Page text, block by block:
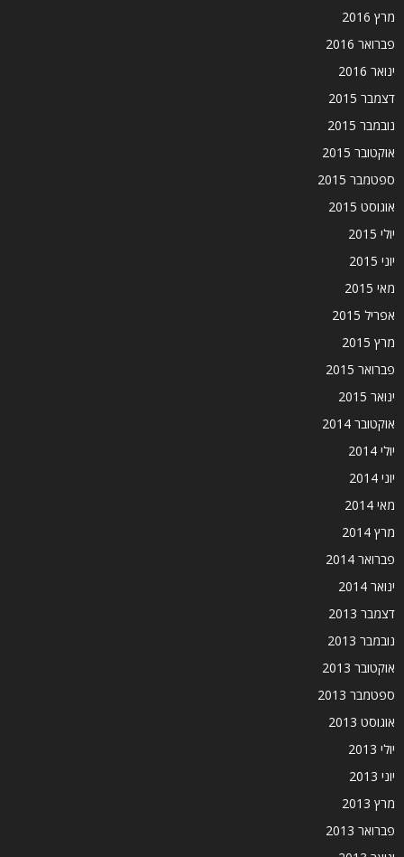
מרץ 2016
פברואר 2016
ינואר 2016
דצמבר 2015
נובמבר 2015
אוקטובר 2015
ספטמבר 2015
אוגוסט 2015
יולי 2015
יוני 2015
מאי 2015
אפריל 2015
מרץ 2015
פברואר 2015
ינואר 2015
אוקטובר 2014
יולי 2014
יוני 2014
מאי 2014
מרץ 2014
פברואר 2014
ינואר 2014
דצמבר 2013
נובמבר 2013
אוקטובר 2013
ספטמבר 2013
אוגוסט 2013
יולי 2013
יוני 2013
מרץ 2013
פברואר 2013